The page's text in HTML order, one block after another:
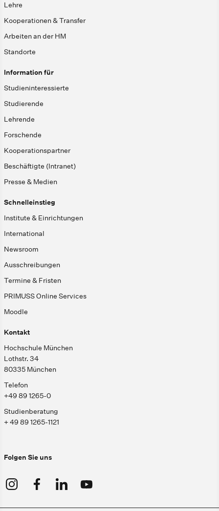
Lehre
Kooperationen & Transfer
Arbeiten an der HM
Standorte
Information für
Studieninteressierte
Studierende
Lehrende
Forschende
Kooperationspartner
Beschäftigte (Intranet)
Presse & Medien
Schnelleinstieg
Institute & Einrichtungen
International
Newsroom
Ausschreibungen
Termine & Fristen
PRIMUSS Online Services
Moodle
Kontakt
Hochschule München
Lothstr. 34
80335 München
Telefon
+49 89 1265-0
Studienberatung
+ 49 89 1265-1121
Folgen Sie uns